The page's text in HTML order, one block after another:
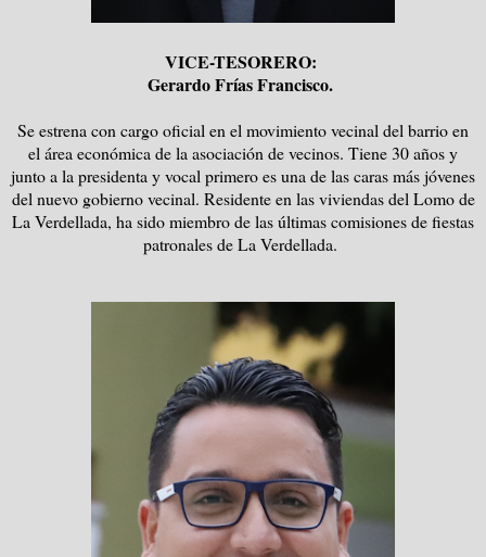
VICE-TESORERO:
Gerardo Frías Francisco.
Se estrena con cargo oficial en el movimiento vecinal del barrio en
el área económica de la asociación de vecinos. Tiene 30 años y
junto a la presidenta y vocal primero es una de las caras más jóvenes
del nuevo gobierno vecinal. Residente en las viviendas del Lomo de
La Verdellada, ha sido miembro de las últimas comisiones de fiestas
patronales de La Verdellada.